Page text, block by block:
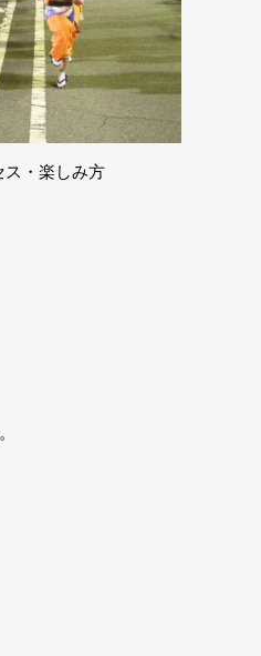
ス・楽しみ方